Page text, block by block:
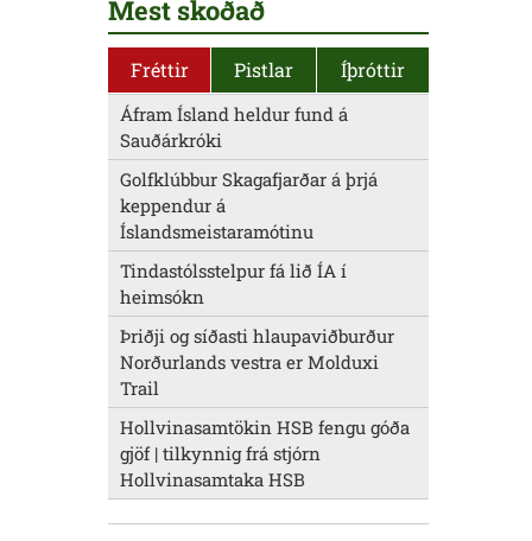
Mest skoðað
Fréttir Pistlar Íþróttir
Áfram Ísland heldur fund á
Sauðárkróki
Golfklúbbur Skagafjarðar á þrjá
keppendur á
Íslandsmeistaramótinu
Tindastólsstelpur fá lið ÍA í
heimsókn
Þriðji og síðasti hlaupaviðburður
Norðurlands vestra er Molduxi
Trail
Hollvinasamtökin HSB fengu góða
gjöf | tilkynnig frá stjórn
Hollvinasamtaka HSB